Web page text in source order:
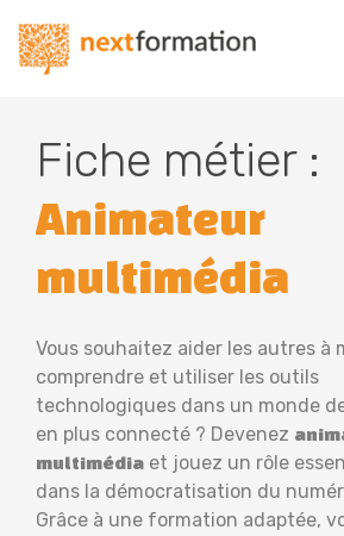
Nextformation
Fiche métier :
Animateur
multimédia
Vous souhaitez aider les autres à
comprendre et utiliser les outils
technologiques dans un monde
en plus connecté ? Devenez
multimédia et jouez un rôle
dans la démocratisation du
Grâce à une formation adaptée,